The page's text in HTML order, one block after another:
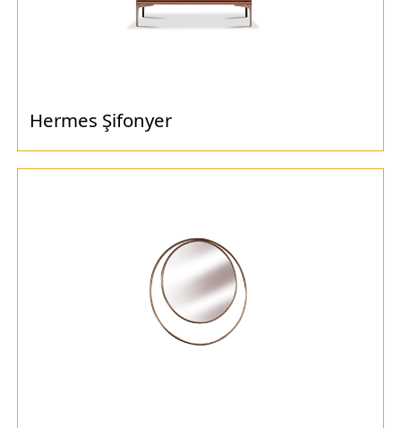
Hermes Şifonyer